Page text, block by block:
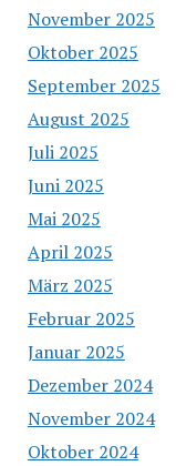
November 2025
Oktober 2025
September 2025
August 2025
Juli 2025
Juni 2025
Mai 2025
April 2025
März 2025
Februar 2025
Januar 2025
Dezember 2024
November 2024
Oktober 2024